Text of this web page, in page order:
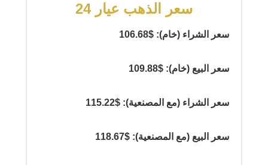
سعر الذهب عيار 24
سعر الشراء (خام): $106.68
سعر البيع (خام): $109.88
سعر الشراء (مع المصنعية): $115.22
سعر البيع (مع المصنعية): $118.67